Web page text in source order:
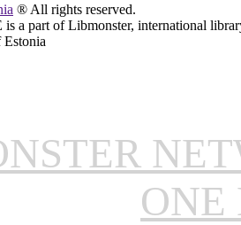
® All rights reserved.
a part of Libmonster, international
Estonia
ONE